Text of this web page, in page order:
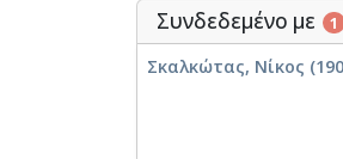
Συνδεδεμένο με 1
Σκαλκώτας, Νίκος